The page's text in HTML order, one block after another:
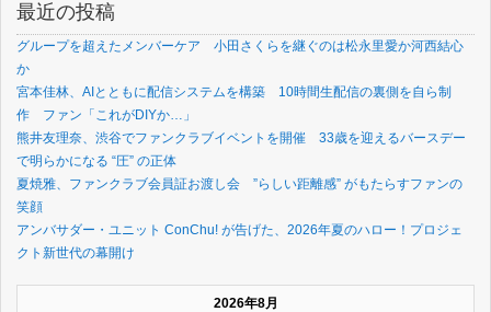
最近の投稿
グループを超えたメンバーケア 小田さくらを継ぐのは松永里愛か河西結心
か
宮本佳林、AIとともに配信システムを構築 10時間生配信の裏側を自ら制
作 ファン「これがDIYか…」
熊井友理奈、渋谷でファンクラブイベントを開催 33歳を迎えるバースデー
で明らかになる “圧” の正体
夏焼雅、ファンクラブ会員証お渡し会 ”らしい距離感” がもたらすファンの
笑顔
アンバサダー・ユニット ConChu! が告げた、2026年夏のハロー！プロジェ
クト新世代の幕開け
2026年8月